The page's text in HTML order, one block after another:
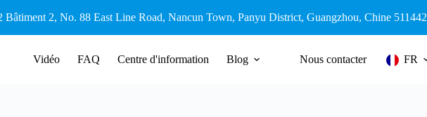
Bâtiment 2, No. 88 East Line Road, Nancun Town, Panyu District, Guangzhou, Chine 511442
Vidéo FAQ Centre d'information Blog Nous contacter FR